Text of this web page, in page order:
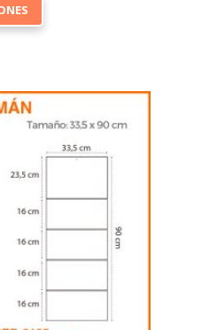
opciones
se
pueden
elegir
en
la
página
de
producto